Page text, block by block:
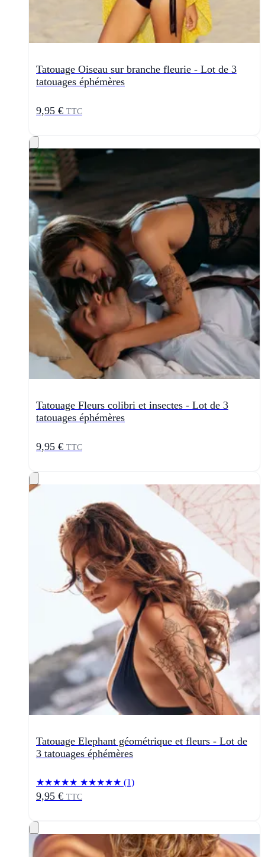
Tatouage Oiseau sur branche fleurie - Lot de 3
tatouages éphémères
9,95 € TTC
Tatouage Fleurs colibri et insectes - Lot de 3
tatouages éphémères
9,95 € TTC
Tatouage Elephant géométrique et fleurs - Lot de
3 tatouages éphémères
★★★★★ ★★★★★ (1)
9,95 € TTC